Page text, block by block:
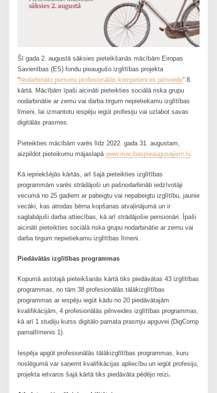
Šī gada 2. augustā sāksies pieteikšanās mācībām Eiropas
Savienības (ES) fondu pieaugušo izglītības projekta
“Nodarbināto personu profesionālās kompetences pilnveide” 8.
kārtā. Mācībām īpaši aicināti pieteikties sociālā riska grupu
nodarbinātie ar zemu vai darba tirgum nepietiekamu izglītības
līmeni, lai izmantotu iespēju iegūt profesiju vai uzlabot savas
digitālās prasmes.
Pieteikties mācībām varēs līdz 2022. gada 31. augustam,
aizpildot pieteikumu mājaslapā www.macibaspieaugusajiem.lv.
Kā iepriekšējās kārtās, arī šajā pieteikties izglītības
programmām varēs strādājoši un pašnodarbināti iedzīvotāji
vecumā no 25 gadiem ar pabeigtu vai nepabeigtu izglītību, jaunie
vecāki, kas atrodas bērna kopšanas atvaļinājumā un ir
saglabājuši darba attiecības, kā arī strādājošie pensionāri. Īpaši
aicināti pieteikties sociālā riska grupu nodarbinātie ar zemu vai
darba tirgum nepietiekamu izglītības līmeni.
Piedāvātās izglītības programmas
Kopumā astotajā pieteikšanās kārtā tiks piedāvātas 43 izglītības
programmas, no tām 38 profesionālās tālākizglītības
programmas ar iespēju iegūt kādu no 20 piedāvātajām
kvalifikācijām, 4 profesionālās pilnveides izglītības programmas,
kā arī 1 studiju kurss digitālo pamata prasmju apguvei (DigComp
pamatlīmenis 1).
Iespēja apgūt profesionālās tālākizglītības programmas, kuru
noslēgumā var saņemt kvalifikācijas apliecību un iegūt profesiju,
projekta ietvaros šajā kārtā tiks piedāvāta pēdējo reizi.